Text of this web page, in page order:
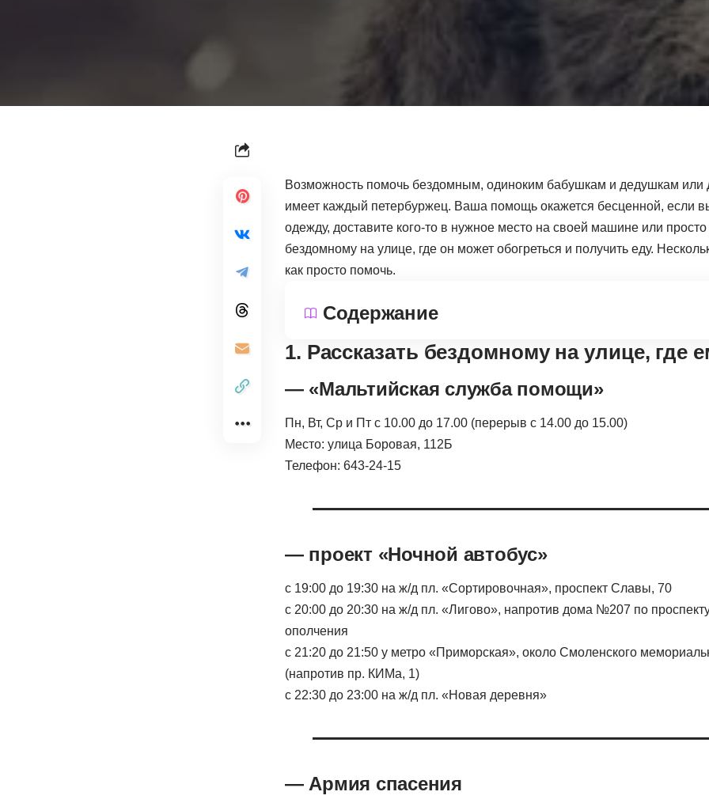
Возможность помочь бездомным, одиноким бабушкам и дедушкам или
имеет каждый петербуржец. Ваша помощь окажется бесценной, если
одежду, доставите кого-то в нужное место на своей машине или
бездомному на улице, где он может обогреться и получить еду.
как просто помочь.
Содержание
1. Рассказать бездомному на улице, где
— «Мальтийская служба помощи»
Пн, Вт, Ср и Пт с 10.00 до 17.00 (перерыв с 14.00 до 15.00)
Место: улица Боровая, 112Б
Телефон: 643-24-15
— проект «Ночной автобус»
с 19:00 до 19:30 на ж/д пл. «Сортировочная», проспект Славы, 70
с 20:00 до 20:30 на ж/д пл. «Лигово», напротив дома №207 по
ополчения
с 21:20 до 21:50 у метро «Приморская», около Смоленского
(напротив пр. КИМа, 1)
с 22:30 до 23:00 на ж/д пл. «Новая деревня»
— Армия спасения